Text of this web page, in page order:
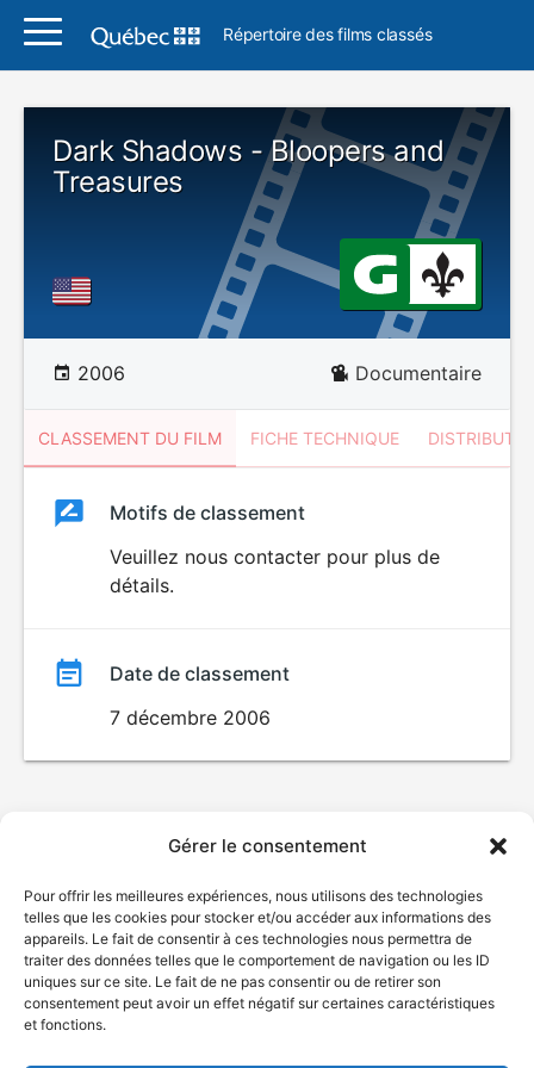
Gérer le consentement
Pour offrir les meilleures expériences, nous utilisons des technologies
telles que les cookies pour stocker et/ou accéder aux informations des
appareils. Le fait de consentir à ces technologies nous permettra de
traiter des données telles que le comportement de navigation ou les ID
uniques sur ce site. Le fait de ne pas consentir ou de retirer son
consentement peut avoir un effet négatif sur certaines caractéristiques
et fonctions.
Répertoire des films classés
Dark Shadows - Bloopers and
Treasures
2006 Documentaire
CLASSEMENT DU FILM FICHE TECHNIQUE
ClassementClassement
Motifs de classement
Veuillez nous contacter pour plus de
détails.
Date de classement
7 décembre 2006